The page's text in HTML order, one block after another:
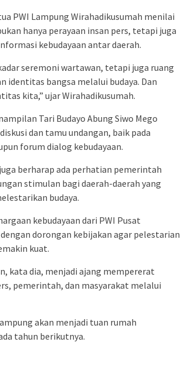
PWI Lampung Wirahadikusumah menilai
hanya perayaan insan pers, tetapi juga
kebudayaan antar daerah.
seremoni wartawan, tetapi juga ruang
identitas bangsa melalui budaya. Dan
kita,” ujar Wirahadikusumah.
Tari Budayo Abung Siwo Mego
dan tamu undangan, baik pada
forum dialog kebudayaan.
berharap ada perhatian pemerintah
stimulan bagi daerah-daerah yang
budaya.
kebudayaan dari PWI Pusat
dorongan kebijakan agar pelestarian
kuat.
kata dia, menjadi ajang mempererat
pemerintah, dan masyarakat melalui
akan menjadi tuan rumah
tahun berikutnya.